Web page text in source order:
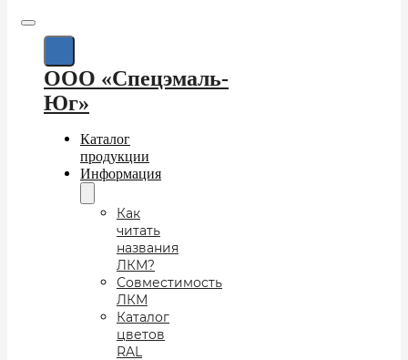
ООО «Спецэмаль-
Юг»
Каталог
продукции
Информация
Как
читать
названия
ЛКМ?
Совместимость
ЛКМ
Каталог
цветов
RAL